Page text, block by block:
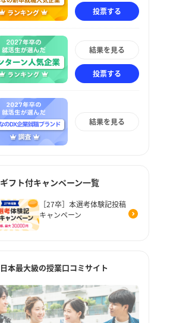
投票する
結果を見る
投票する
結果を見る
ギフト付キャンペーン一覧
［27卒］本選考体験記投稿
キャンペーン
日本最大級の授業口コミサイト